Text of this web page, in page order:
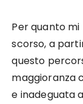
Per quanto mi
scorso, a
questo
maggioranza
e inadeguata